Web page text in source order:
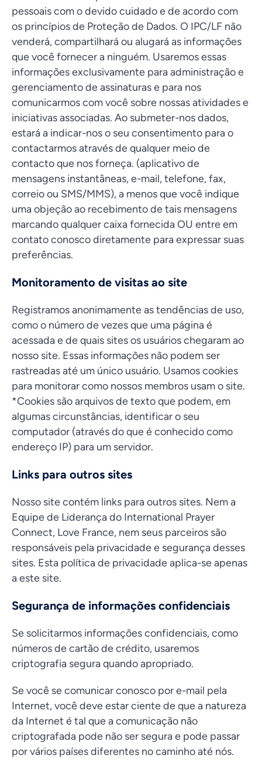
pessoais com o devido cuidado e de acordo com
os princípios de Proteção de Dados. O IPC/LF não
venderá, compartilhará ou alugará as informações
que você fornecer a ninguém. Usaremos essas
informações exclusivamente para administração e
gerenciamento de assinaturas e para nos
comunicarmos com você sobre nossas atividades e
iniciativas associadas. Ao submeter-nos dados,
estará a indicar-nos o seu consentimento para o
contactarmos através de qualquer meio de
contacto que nos forneça. (aplicativo de
mensagens instantâneas, e-mail, telefone, fax,
correio ou SMS/MMS), a menos que você indique
uma objeção ao recebimento de tais mensagens
marcando qualquer caixa fornecida OU entre em
contato conosco diretamente para expressar suas
preferências.
Monitoramento de visitas ao site
Registramos anonimamente as tendências de uso,
como o número de vezes que uma página é
acessada e de quais sites os usuários chegaram ao
nosso site. Essas informações não podem ser
rastreadas até um único usuário. Usamos cookies
para monitorar como nossos membros usam o site.
*Cookies são arquivos de texto que podem, em
algumas circunstâncias, identificar o seu
computador (através do que é conhecido como
endereço IP) para um servidor.
Links para outros sites
Nosso site contém links para outros sites. Nem a
Equipe de Liderança do International Prayer
Connect, Love France, nem seus parceiros são
responsáveis pela privacidade e segurança desses
sites. Esta política de privacidade aplica-se apenas
a este site.
Segurança de informações confidenciais
Se solicitarmos informações confidenciais, como
números de cartão de crédito, usaremos
criptografia segura quando apropriado.
Se você se comunicar conosco por e-mail pela
Internet, você deve estar ciente de que a natureza
da Internet é tal que a comunicação não
criptografada pode não ser segura e pode passar
por vários países diferentes no caminho até nós.